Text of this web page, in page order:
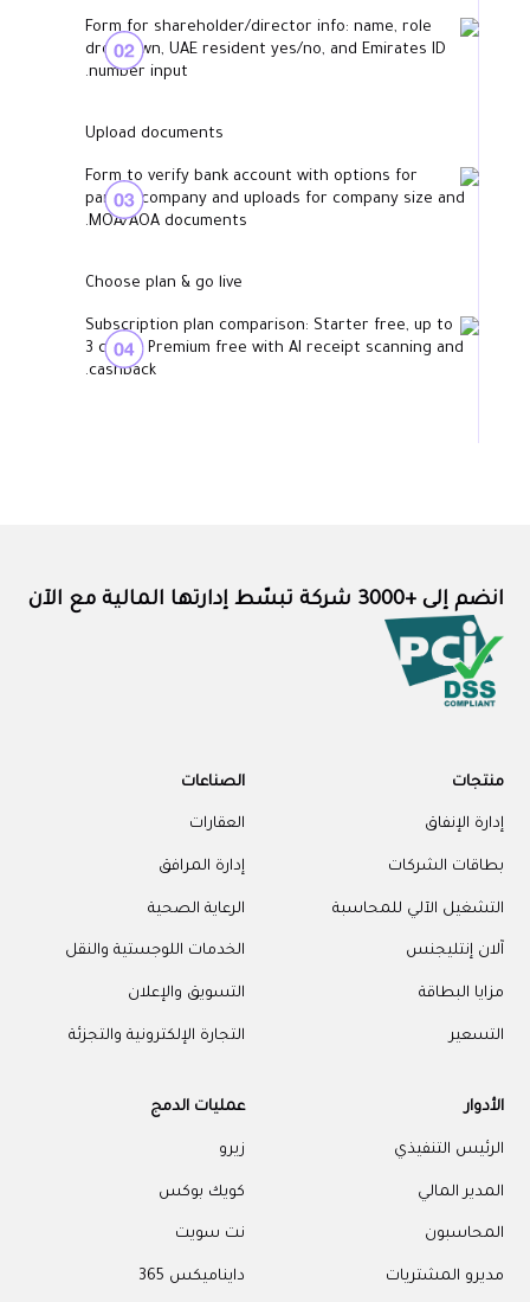
Upload documents
Choose plan & go live
تبسّط إدارتها المالية مع الآن
الإنفاق
الشركات
الآلي للمحاسبة
إنتليجنس
البطاقة
الصناعات
العقارات
إدارة المرافق
الرعاية الصحية
الخدمات اللوجستية والنقل
التسويق والإعلان
التجارة الإلكترونية والتجزئة
التنفيذي
المالي
المشتريات
عمليات الدمج
كويك بوكس
نت سويت
دايناميكس 365